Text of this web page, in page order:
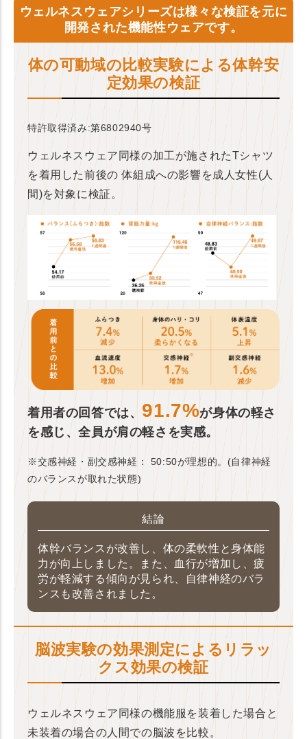
ウェルネスウェアシリーズは様々な検証を元に
開発された機能性ウェアです。
体の可動域の比較実験による体幹安
定効果の検証
特許取得済み:第6802940号
ウェルネスウェア同様の加工が施されたTシャツ
を着用した前後の 体組成への影響を成人女性(人
間)を対象に検証。
着用者の回答では、 91.7%が身体の軽さ
を感じ、全員が肩の軽さを実感。
※交感神経・副交感神経： 50:50が理想的。(自律神経
のバランスが取れた状態)
結論
体幹バランスが改善し、体の柔軟性と身体能
力が向上しました。また、血行が増加し、疲
労が軽減する傾向が見られ、自律神経のバラ
ンスも改善されました。
脳波実験の効果測定によるリラッ
クス効果の検証
ウェルネスウェア同様の機能服を装着した場合と
未装着の場合の人間での脳波を比較。